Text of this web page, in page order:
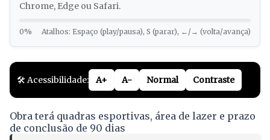
Chrome, Edge ou Safari.
0% Atalhos: Espaço (play/pausa), S (parar), ←/→ (volta/avança)
🛠️ Acessibilidade: A+ A- Normal Contraste
Obra terá quadras esportivas, área de lazer e prazo
de conclusão de 90 dias